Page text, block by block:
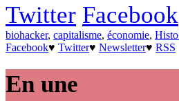
Twitter Facebook
biohacker, capitalisme, économie,
Facebook♥ Twitter♥ Newsletter♥ RSS
En une